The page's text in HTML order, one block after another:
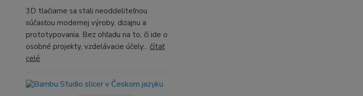
3D tlačiarne sa stali neoddeliteľnou
súčasťou modernej výroby, dizajnu a
prototypovania. Bez ohľadu na to, či ide o
osobné projekty, vzdelávacie účely... čítať
celé